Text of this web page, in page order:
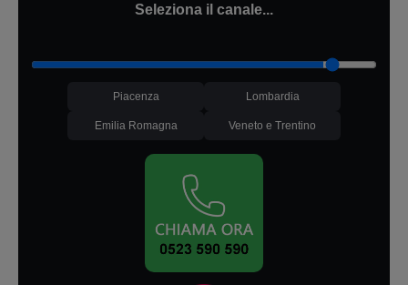
Seleziona il canale...
Piacenza Lombardia
Emilia Romagna Veneto e Trentino